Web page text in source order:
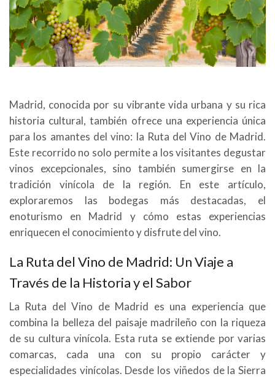
Madrid, conocida por su vibrante vida urbana y su rica
historia cultural, también ofrece una experiencia única
para los amantes del vino: la Ruta del Vino de Madrid.
Este recorrido no solo permite a los visitantes degustar
vinos excepcionales, sino también sumergirse en la
tradición vinícola de la región. En este artículo,
exploraremos las bodegas más destacadas, el
enoturismo en Madrid y cómo estas experiencias
enriquecen el conocimiento y disfrute del vino.
La Ruta del Vino de Madrid: Un Viaje a
Través de la Historia y el Sabor
La Ruta del Vino de Madrid es una experiencia que
combina la belleza del paisaje madrileño con la riqueza
de su cultura vinícola. Esta ruta se extiende por varias
comarcas, cada una con su propio carácter y
especialidades vinícolas. Desde los viñedos de la Sierra